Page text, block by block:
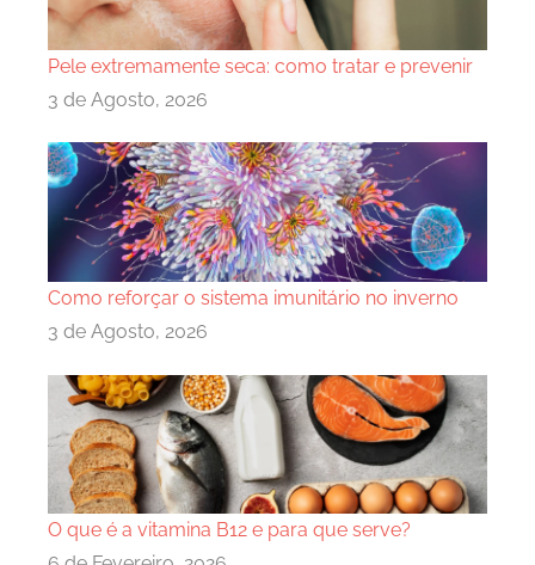
Pele extremamente seca: como tratar e prevenir
3 de Agosto, 2026
Como reforçar o sistema imunitário no inverno
3 de Agosto, 2026
O que é a vitamina B12 e para que serve?